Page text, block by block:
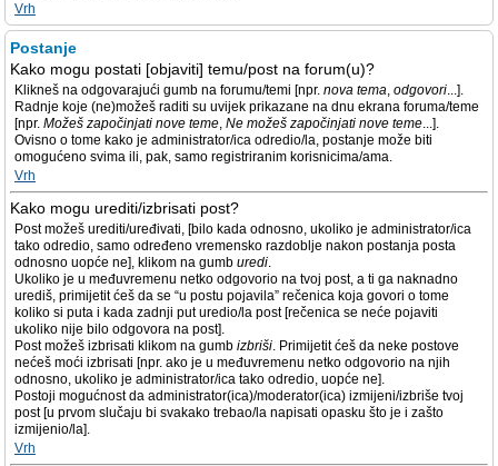
Vrh
Postanje
Kako mogu postati [objaviti] temu/post na forum(u)?
Klikneš na odgovarajući gumb na forumu/temi [npr. nova tema, odgovori...].
Radnje koje (ne)možeš raditi su uvijek prikazane na dnu ekrana foruma/teme
[npr. Možeš započinjati nove teme, Ne možeš započinjati nove teme...].
Ovisno o tome kako je administrator/ica odredio/la, postanje može biti
omogućeno svima ili, pak, samo registriranim korisnicima/ama.
Vrh
Kako mogu urediti/izbrisati post?
Post možeš urediti/uređivati, [bilo kada odnosno, ukoliko je administrator/ica
tako odredio, samo određeno vremensko razdoblje nakon postanja posta
odnosno uopće ne], klikom na gumb uredi.
Ukoliko je u međuvremenu netko odgovorio na tvoj post, a ti ga naknadno
urediš, primijetit ćeš da se “u postu pojavila” rečenica koja govori o tome
koliko si puta i kada zadnji put uredio/la post [rečenica se neće pojaviti
ukoliko nije bilo odgovora na post].
Post možeš izbrisati klikom na gumb izbriši. Primijetit ćeš da neke postove
nećeš moći izbrisati [npr. ako je u međuvremenu netko odgovorio na njih
odnosno, ukoliko je administrator/ica tako odredio, uopće ne].
Postoji mogućnost da administrator(ica)/moderator(ica) izmijeni/izbriše tvoj
post [u prvom slučaju bi svakako trebao/la napisati opasku što je i zašto
izmijenio/la].
Vrh